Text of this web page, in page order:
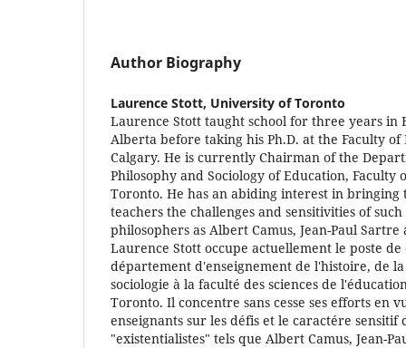
Author Biography
Laurence Stott, University of Toronto
Laurence Stott taught school for three years in
Alberta before taking his Ph.D. at the Faculty
Calgary. He is currently Chairman of the
Philosophy and Sociology of Education, Faculty
Toronto. He has an abiding interest in bringing
teachers the challenges and sensitivities of
philosophers as Albert Camus, Jean-Paul
Laurence Stott occupe actuellement le poste
département d'enseignement de l'histoire, de
sociologie à la faculté des sciences de
Toronto. Il concentre sans cesse ses efforts en
enseignants sur les défis et le caractére sensitif
"existentialistes" tels que Albert Camus, Jean-